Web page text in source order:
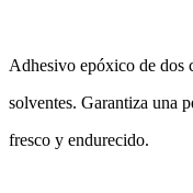
Adhesivo epóxico de dos
solventes. Garantiza una
fresco y endurecido.